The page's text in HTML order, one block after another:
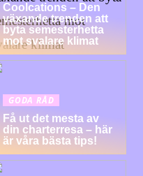
Coolcations – Den
växande trenden att
byta semesterhetta
mot svalare klimat
GODA RÅD
Få ut det mesta av
din charterresa – här
är våra bästa tips!